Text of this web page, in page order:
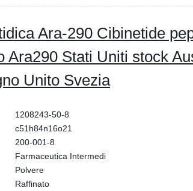
Ara-290 Cibinetide
Ara290 Stati Uniti stock
Unito Svezia
1208243-50-8
c51h84n16o21
200-001-8
Farmaceutica Intermedi
Polvere
Raffinato